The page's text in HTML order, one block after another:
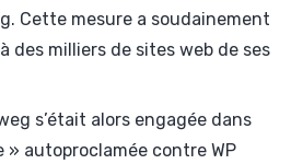
Cette mesure a soudainement
des milliers de sites web de ses
s’était alors engagée dans
» autoproclamée contre WP